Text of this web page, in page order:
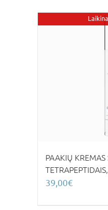
PAAKIŲ KREMAS
39,00€